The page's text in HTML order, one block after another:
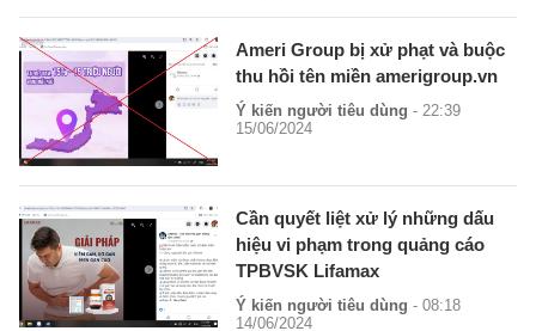
Ameri Group bị xử phạt và buộc
thu hồi tên miền amerigroup.vn
Ý kiến người tiêu dùng - 22:39
15/06/2024
Cần quyết liệt xử lý những dấu
hiệu vi phạm trong quảng cáo
TPBVSK Lifamax
Ý kiến người tiêu dùng - 08:18
14/06/2024